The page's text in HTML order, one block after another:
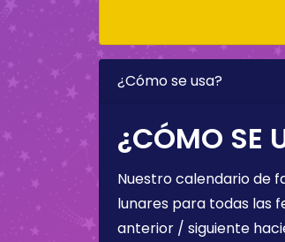
¿Cómo se usa?
¿CÓMO SE
Nuestro calendario de
lunares para todas las
anterior / siguiente